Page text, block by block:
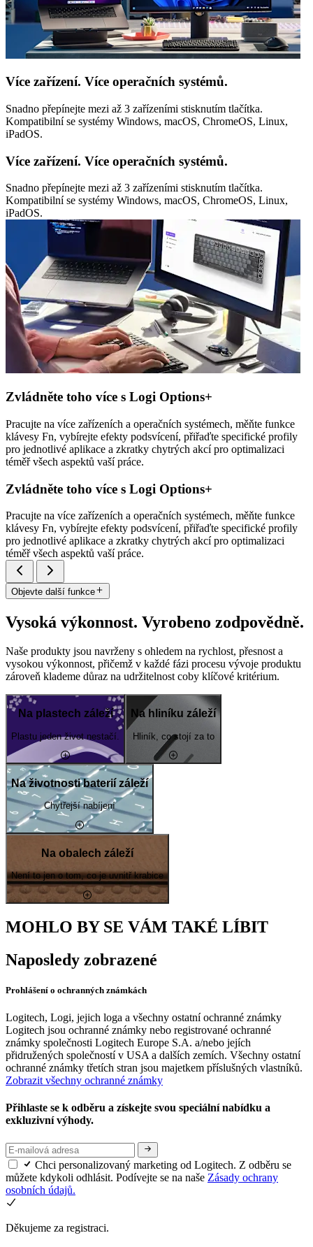
Více zařízení. Více operačních systémů.
Snadno přepínejte mezi až 3 zařízeními stisknutím tlačítka.
Kompatibilní se systémy Windows, macOS, ChromeOS, Linux,
iPadOS.
Více zařízení. Více operačních systémů.
Snadno přepínejte mezi až 3 zařízeními stisknutím tlačítka.
Kompatibilní se systémy Windows, macOS, ChromeOS, Linux,
iPadOS.
Zvládněte toho více s Logi Options+
Pracujte na více zařízeních a operačních systémech, měňte funkce
klávesy Fn, vybírejte efekty podsvícení, přiřaďte specifické profily
pro jednotlivé aplikace a zkratky chytrých akcí pro optimalizaci
téměř všech aspektů vaší práce.
Zvládněte toho více s Logi Options+
Pracujte na více zařízeních a operačních systémech, měňte funkce
klávesy Fn, vybírejte efekty podsvícení, přiřaďte specifické profily
pro jednotlivé aplikace a zkratky chytrých akcí pro optimalizaci
téměř všech aspektů vaší práce.
Objevte další funkce
Vysoká výkonnost. Vyrobeno zodpovědně.
Naše produkty jsou navrženy s ohledem na rychlost, přesnost a
vysokou výkonnost, přičemž v každé fázi procesu vývoje produktu
zároveň klademe důraz na udržitelnost coby klíčové kritérium.
Na plastech záleží
Plastu jeden život nestačí.
Na hliníku záleží
Hliník, co stojí za to
Na životnosti baterií záleží
Chytřejší nabíjení
Na obalech záleží
Není to jen o tom, co je uvnitř krabice
MOHLO BY SE VÁM TAKÉ LÍBIT
Naposledy zobrazené
Prohlášení o ochranných známkách
Logitech, Logi, jejich loga a všechny ostatní ochranné známky
Logitech jsou ochranné známky nebo registrované ochranné
známky společnosti Logitech Europe S.A. a/nebo jejích
přidružených společností v USA a dalších zemích. Všechny ostatní
ochranné známky třetích stran jsou majetkem příslušných vlastníků.
Zobrazit všechny ochranné známky
Přihlaste se k odběru a získejte svou speciální nabídku a
exkluzivní výhody.
Chci personalizovaný marketing od Logitech. Z odběru se
můžete kdykoli odhlásit. Podívejte se na naše Zásady ochrany
osobních údajů.
Děkujeme za registraci.